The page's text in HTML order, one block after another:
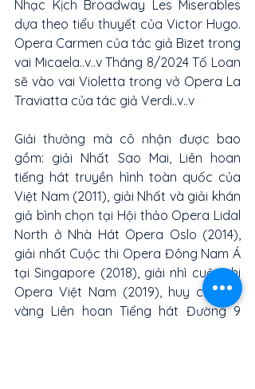
Nhạc Kịch Broadway Les Miserables
dựa theo tiểu thuyết của Victor Hugo.
Opera Carmen của tác giả Bizet trong
vai Micaela..v..v Tháng 8/2024 Tố Loan
sẽ vào vai Violetta trong vở Opera La
Traviatta của tác giả Verdi..v..v
Giải thưởng mà cô nhận được bao
gồm: giải Nhất Sao Mai, Liên hoan
tiếng hát truyền hình toàn quốc của
Việt Nam (2011), giải Nhất và giải khán
giả bình chọn tại Hội thảo Opera Lidal
North ở Nhà Hát Opera Oslo (2014),
giải nhất Cuộc thi Opera Đông Nam Á
tại Singapore (2018), giải nhì cuộc thi
Opera Việt Nam (2019), huy chương
vàng Liên hoan Tiếng hát Đường 9